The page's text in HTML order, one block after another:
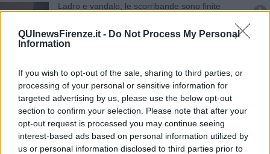
QUInewsFirenze.it - Do Not Process My Personal
Information
If you wish to opt-out of the sale, sharing to third parties, or
processing of your personal or sensitive information for
targeted advertising by us, please use the below opt-out
section to confirm your selection. Please note that after your
opt-out request is processed you may continue seeing
interest-based ads based on personal information utilized by
us or personal information disclosed to third parties prior to
Ladro e vandalo, le scorribande sono finite
Temporali in arrivo, corsi d'acqua sorvegliati
Dai temporali al vento forte
Scoperte due banche abusive in pieno centro
La proposta di 21 sindaci al prefetto